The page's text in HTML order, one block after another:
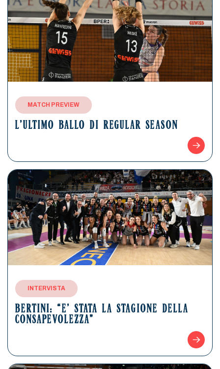
MATCH PREVIEW
L’ULTIMO BALLO DI REGULAR SEASON
INTERVISTA
BERTINI: “E’ STATA LA STAGIONE DELLA
CONSAPEVOLEZZA”